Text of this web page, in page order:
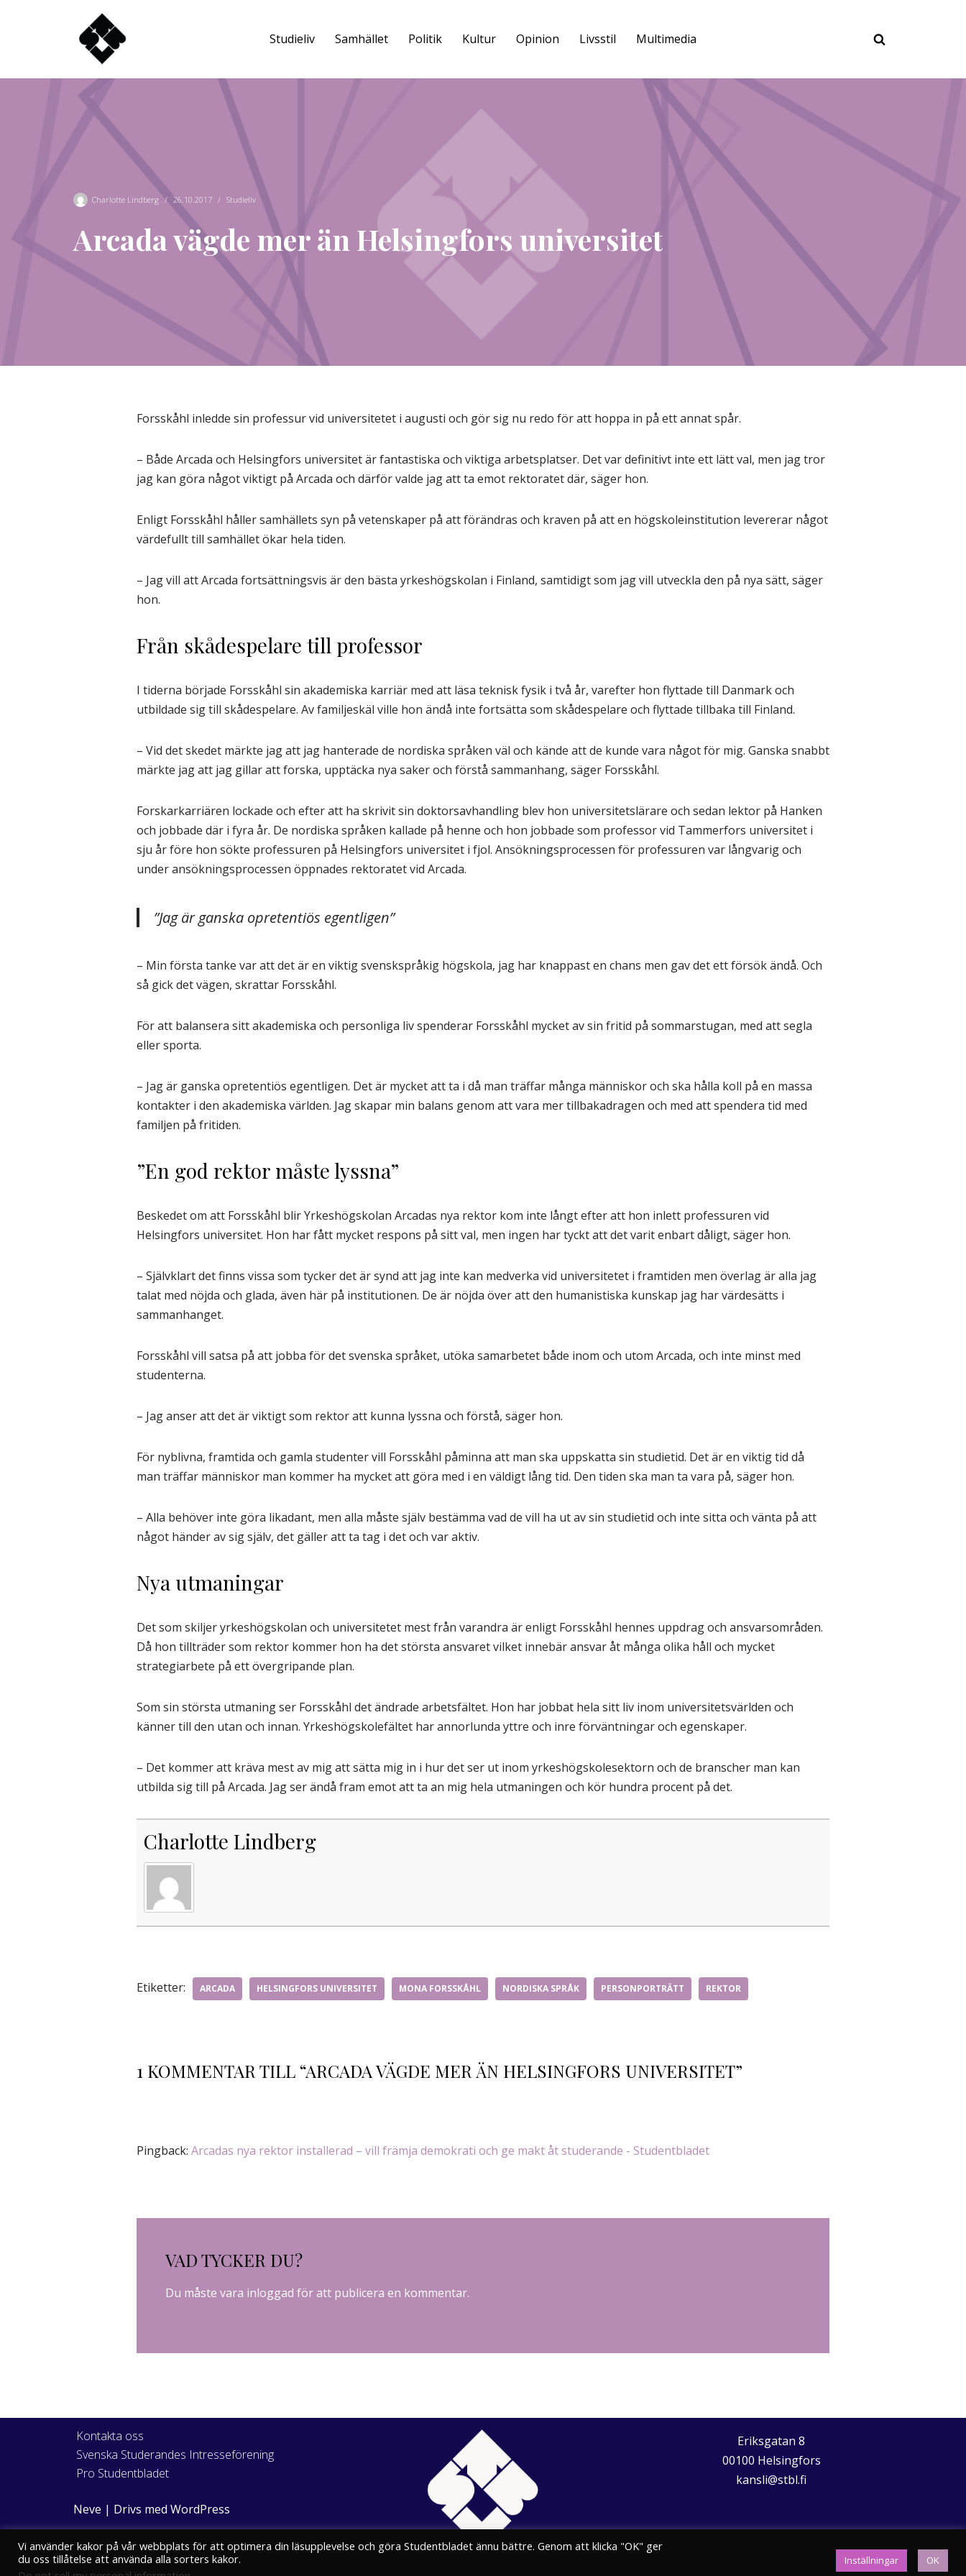
innehåll
Studieliv Samhället Politik Kultur Opinion Livsstil Multimedia
Charlotte Lindberg 26.10.2017 Studieliv
Arcada vägde mer än Helsingfors universitet
Forsskåhl inledde sin professur vid universitetet i augusti och gör sig nu redo för att hoppa in på ett annat spår.
– Både Arcada och Helsingfors universitet är fantastiska och viktiga arbetsplatser. Det var definitivt inte ett lätt val, men jag tror
jag kan göra något viktigt på Arcada och därför valde jag att ta emot rektoratet där, säger hon.
Enligt Forsskåhl håller samhällets syn på vetenskaper på att förändras och kraven på att en högskoleinstitution levererar något
värdefullt till samhället ökar hela tiden.
– Jag vill att Arcada fortsättningsvis är den bästa yrkeshögskolan i Finland, samtidigt som jag vill utveckla den på nya sätt, säger
hon.
Från skådespelare till professor
I tiderna började Forsskåhl sin akademiska karriär med att läsa teknisk fysik i två år, varefter hon flyttade till Danmark och
utbildade sig till skådespelare. Av familjeskäl ville hon ändå inte fortsätta som skådespelare och flyttade tillbaka till Finland.
– Vid det skedet märkte jag att jag hanterade de nordiska språken väl och kände att de kunde vara något för mig. Ganska snabbt
märkte jag att jag gillar att forska, upptäcka nya saker och förstå sammanhang, säger Forsskåhl.
Forskarkarriären lockade och efter att ha skrivit sin doktorsavhandling blev hon universitetslärare och sedan lektor på Hanken
och jobbade där i fyra år. De nordiska språken kallade på henne och hon jobbade som professor vid Tammerfors universitet i
sju år före hon sökte professuren på Helsingfors universitet i fjol. Ansökningsprocessen för professuren var långvarig och
under ansökningsprocessen öppnades rektoratet vid Arcada.
”Jag är ganska opretentiös egentligen”
– Min första tanke var att det är en viktig svenskspråkig högskola, jag har knappast en chans men gav det ett försök ändå. Och
så gick det vägen, skrattar Forsskåhl.
För att balansera sitt akademiska och personliga liv spenderar Forsskåhl mycket av sin fritid på sommarstugan, med att segla
eller sporta.
– Jag är ganska opretentiös egentligen. Det är mycket att ta i då man träffar många människor och ska hålla koll på en massa
kontakter i den akademiska världen. Jag skapar min balans genom att vara mer tillbakadragen och med att spendera tid med
familjen på fritiden.
”En god rektor måste lyssna”
Beskedet om att Forsskåhl blir Yrkeshögskolan Arcadas nya rektor kom inte långt efter att hon inlett professuren vid
Helsingfors universitet. Hon har fått mycket respons på sitt val, men ingen har tyckt att det varit enbart dåligt, säger hon.
– Självklart det finns vissa som tycker det är synd att jag inte kan medverka vid universitetet i framtiden men överlag är alla jag
talat med nöjda och glada, även här på institutionen. De är nöjda över att den humanistiska kunskap jag har värdesätts i
sammanhanget.
Forsskåhl vill satsa på att jobba för det svenska språket, utöka samarbetet både inom och utom Arcada, och inte minst med
studenterna.
– Jag anser att det är viktigt som rektor att kunna lyssna och förstå, säger hon.
För nyblivna, framtida och gamla studenter vill Forsskåhl påminna att man ska uppskatta sin studietid. Det är en viktig tid då
man träffar människor man kommer ha mycket att göra med i en väldigt lång tid. Den tiden ska man ta vara på, säger hon.
– Alla behöver inte göra likadant, men alla måste själv bestämma vad de vill ha ut av sin studietid och inte sitta och vänta på att
något händer av sig själv, det gäller att ta tag i det och var aktiv.
Nya utmaningar
Det som skiljer yrkeshögskolan och universitetet mest från varandra är enligt Forsskåhl hennes uppdrag och ansvarsområden.
Då hon tillträder som rektor kommer hon ha det största ansvaret vilket innebär ansvar åt många olika håll och mycket
strategiarbete på ett övergripande plan.
Som sin största utmaning ser Forsskåhl det ändrade arbetsfältet. Hon har jobbat hela sitt liv inom universitetsvärlden och
känner till den utan och innan. Yrkeshögskolefältet har annorlunda yttre och inre förväntningar och egenskaper.
– Det kommer att kräva mest av mig att sätta mig in i hur det ser ut inom yrkeshögskolesektorn och de branscher man kan
utbilda sig till på Arcada. Jag ser ändå fram emot att ta an mig hela utmaningen och kör hundra procent på det.
Charlotte Lindberg
Etiketter: ARCADA HELSINGFORS UNIVERSITET MONA FORSSKÅHL NORDISKA SPRÅK PERSONPORTRÄTT REKTOR
1 KOMMENTAR TILL “ARCADA VÄGDE MER ÄN HELSINGFORS UNIVERSITET”
Pingback: Arcadas nya rektor installerad – vill främja demokrati och ge makt åt studerande - Studentbladet
VAD TYCKER DU?
Du måste vara inloggad för att publicera en kommentar.
Kontakta oss
Svenska Studerandes Intresseförening
Pro Studentbladet
Neve | Drivs med WordPress
Eriksgatan 8
00100 Helsingfors
kansli@stbl.fi
Vi använder kakor på vår webbplats för att optimera din läsupplevelse och göra Studentbladet ännu bättre. Genom att klicka "OK" ger
du oss tillåtelse att använda alla sorters kakor.
Inställningar OK